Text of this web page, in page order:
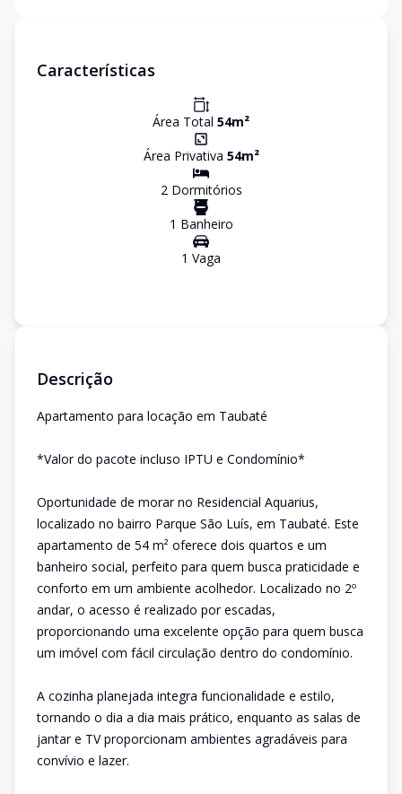
Características
Área Total 54m²
Área Privativa 54m²
2Dormitórios
1 Banheiro
1 Vaga
Descrição
Apartamento para locação em Taubaté
*Valor do pacote incluso IPTU e Condomínio*
Oportunidade de morar no Residencial Aquarius,
localizado no bairro Parque São Luís, em Taubaté. Este
apartamento de 54 m² oferece dois quartos e um
banheiro social, perfeito para quem busca praticidade e
conforto em um ambiente acolhedor. Localizado no 2º
andar, o acesso é realizado por escadas,
proporcionando uma excelente opção para quem busca
um imóvel com fácil circulação dentro do condomínio.
A cozinha planejada integra funcionalidade e estilo,
tornando o dia a dia mais prático, enquanto as salas de
jantar e TV proporcionam ambientes agradáveis para
convívio e lazer.